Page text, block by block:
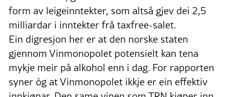
form av leigeinntekter, som altså gjev dei 2,5
milliardar i inntekter frå taxfree-salet.
Ein digresjon her er at den norske staten
gjennom Vinmonopolet potensielt kan tena
mykje meir på alkohol enn i dag. For rapporten
syner òg at Vinmonopolet ikkje er ein effektiv